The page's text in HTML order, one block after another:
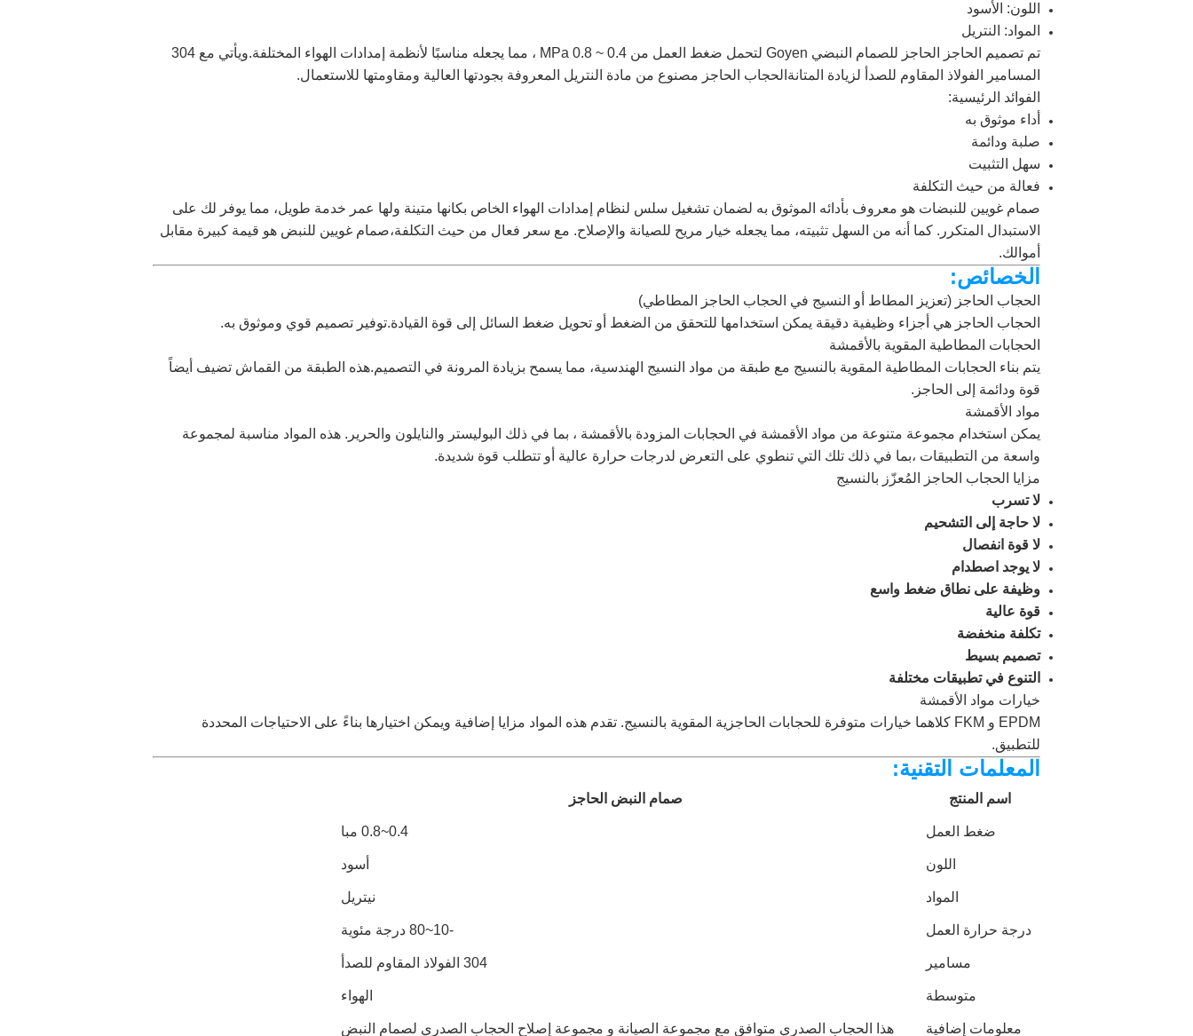
اللون: الأسود
المواد: النتريل
تم تصميم الحاجز الحاجز للصمام النبضي Goyen لتحمل ضغط العمل من 0.4 ~ 0.8 MPa ، مما يجعله مناسبًا لأنظمة إمدادات الهواء المختلفة.ويأتي مع 304
المسامير الفولاذ المقاوم للصدأ لزيادة المتانةالحجاب الحاجز مصنوع من مادة النتريل المعروفة بجودتها العالية ومقاومتها للاستعمال.
الفوائد الرئيسية:
أداء موثوق به
صلبة ودائمة
سهل التثبيت
فعالة من حيث التكلفة
صمام غويين للنبضات هو معروف بأدائه الموثوق به لضمان تشغيل سلس لنظام إمدادات الهواء الخاص بكانها متينة ولها عمر خدمة طويل، مما يوفر لك على
الاستبدال المتكرر. كما أنه من السهل تثبيته، مما يجعله خيار مريح للصيانة والإصلاح. مع سعر فعال من حيث التكلفة،صمام غويين للنبض هو قيمة كبيرة مقابل
أموالك.
الخصائص:
الحجاب الحاجز (تعزيز المطاط أو النسيج في الحجاب الحاجز المطاطي)
الحجاب الحاجز هي أجزاء وظيفية دقيقة يمكن استخدامها للتحقق من الضغط أو تحويل ضغط السائل إلى قوة القيادة.توفير تصميم قوي وموثوق به.
الحجابات المطاطية المقوية بالأقمشة
يتم بناء الحجابات المطاطية المقوية بالنسيج مع طبقة من مواد النسيج الهندسية، مما يسمح بزيادة المرونة في التصميم.هذه الطبقة من القماش تضيف أيضاً
قوة ودائمة إلى الحاجز.
مواد الأقمشة
يمكن استخدام مجموعة متنوعة من مواد الأقمشة في الحجابات المزودة بالأقمشة ، بما في ذلك البوليستر والنايلون والحرير. هذه المواد مناسبة لمجموعة
واسعة من التطبيقات ،بما في ذلك تلك التي تنطوي على التعرض لدرجات حرارة عالية أو تتطلب قوة شديدة.
مزايا الحجاب الحاجز المُعزّز بالنسيج
لا تسرب
لا حاجة إلى التشحيم
لا قوة انفصال
لا يوجد اصطدام
وظيفة على نطاق ضغط واسع
قوة عالية
تكلفة منخفضة
تصميم بسيط
التنوع في تطبيقات مختلفة
خيارات مواد الأقمشة
EPDM و FKM كلاهما خيارات متوفرة للحجابات الحاجزية المقوية بالنسيج. تقدم هذه المواد مزايا إضافية ويمكن اختيارها بناءً على الاحتياجات المحددة
للتطبيق.
المعلمات التقنية:
اسم المنتج صمام النبض الحاجز
ضغط العمل 0.4~0.8 مبا
اللون أسود
المواد نيتريل
درجة حرارة العمل -10~80 درجة مئوية
مسامير 304 الفولاذ المقاوم للصدأ
متوسطة الهواء
معلومات إضافية هذا الحجاب الصدري متوافق مع مجموعة الصيانة و مجموعة إصلاح الحجاب الصدري لصمام النبض